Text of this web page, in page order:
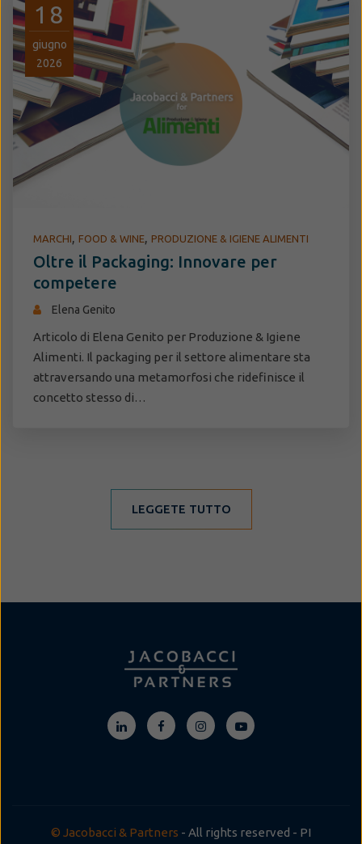
18
giugno
2026
MARCHI, FOOD & WINE, PRODUZIONE & IGIENE ALIMENTI
Oltre il Packaging: Innovare per
competere
Elena Genito
Articolo di Elena Genito per Produzione & Igiene
Alimenti. Il packaging per il settore alimentare sta
attraversando una metamorfosi che ridefinisce il
concetto stesso di…
LEGGETE TUTTO
© Jacobacci & Partners - All rights reserved - PI